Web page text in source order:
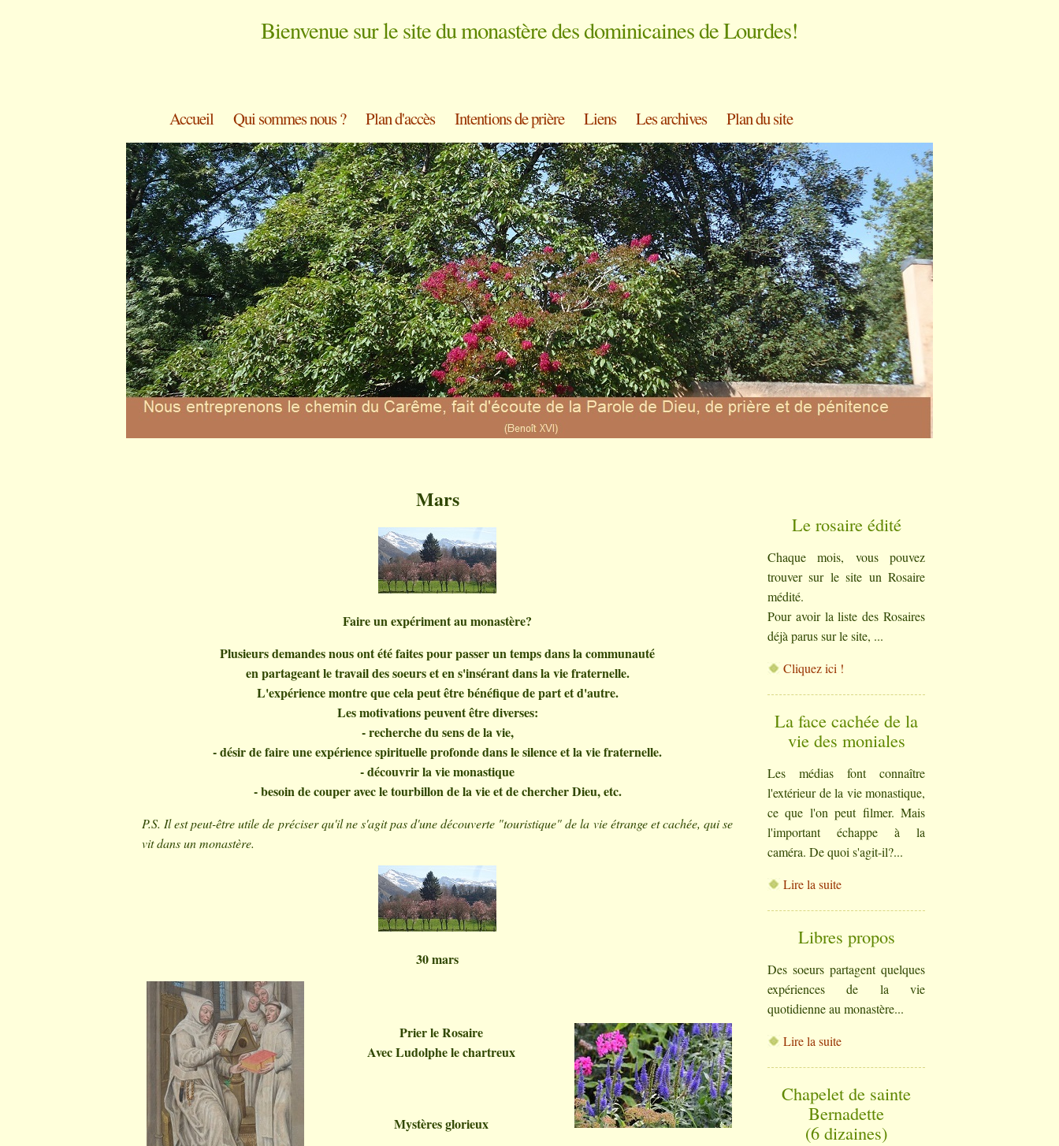
Bienvenue sur le site du monastère des dominicaines de Lourdes!
Accueil Qui sommes nous ? Plan d'accès Intentions de prière Liens Les archives Plan du site
Mars
Faire un expériment au monastère?
Plusieurs demandes nous ont été faites pour passer un temps dans la communauté
en partageant le travail des soeurs et en s'insérant dans la vie fraternelle.
L'expérience montre que cela peut être bénéfique de part et d'autre.
Les motivations peuvent être diverses:
- recherche du sens de la vie,
- désir de faire une expérience spirituelle profonde dans le silence et la vie fraternelle.
- découvrir la vie monastique
- besoin de couper avec le tourbillon de la vie et de chercher Dieu, etc.
P.S. Il est peut-être utile de préciser qu'il ne s'agit pas d'une découverte "touristique" de la vie étrange et cachée, qui se
vit dans un monastère.
30 mars
Prier le Rosaire
Avec Ludolphe le chartreux
Mystères glorieux
Le rosaire édité
Chaque mois, vous pouvez
trouver sur le site un Rosaire
médité.
Pour avoir la liste des Rosaires
déjà parus sur le site, ...
Cliquez ici !
La face cachée de la
vie des moniales
Les médias font connaître
l'extérieur de la vie monastique,
ce que l'on peut filmer. Mais
l'important échappe à la
caméra. De quoi s'agit-il?...
Lire la suite
Libres propos
Des soeurs partagent quelques
expériences de la vie
quotidienne au monastère...
Lire la suite
Chapelet de sainte
Bernadette
(6 dizaines)